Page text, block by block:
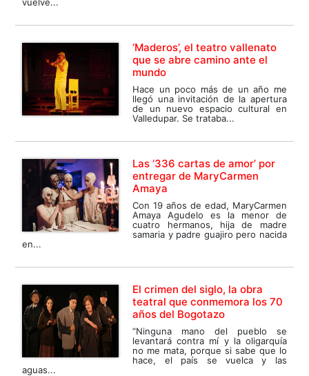
‘Maderos’, el teatro vallenato
que se abre camino ante el
mundo
Hace un poco más de un año me
llegó una invitación de la apertura
de un nuevo espacio cultural en
Valledupar. Se trataba...
Las ‘336 cartas de amor’ por
entregar de MaryCarmen
Amaya
Con 19 años de edad, MaryCarmen
Amaya Agudelo es la menor de
cuatro hermanos, hija de madre
samaria y padre guajiro pero nacida
en...
El crimen del siglo, la obra
teatral que conmemora los 70
años del Bogotazo
“Ninguna mano del pueblo se
levantará contra mí y la oligarquía
no me mata, porque si sabe que lo
hace, el país se vuelca y las
aguas...